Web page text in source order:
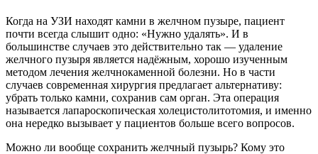
Когда на УЗИ находят камни в желчном пузыре, пациент
почти всегда слышит одно: «Нужно удалять». И в
большинстве случаев это действительно так — удаление
желчного пузыря является надёжным, хорошо изученным
методом лечения желчнокаменной болезни. Но в части
случаев современная хирургия предлагает альтернативу:
убрать только камни, сохранив сам орган. Эта операция
называется лапароскопическая холецистолитотомия, и именно
она нередко вызывает у пациентов больше всего вопросов.
Можно ли вообще сохранить желчный пузырь? Кому это